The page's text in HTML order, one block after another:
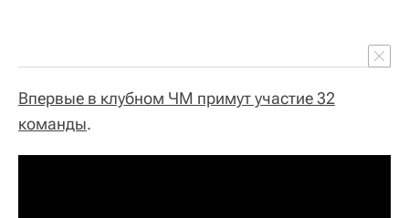
Впервые в клубном ЧМ примут участие 32
команды.